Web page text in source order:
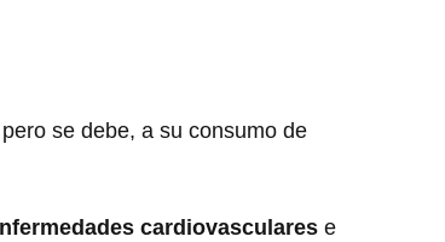
se debe, a su consumo de
cardiovasculares e